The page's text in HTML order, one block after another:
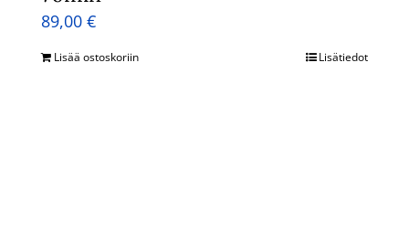
89,00 €
Lisää ostoskoriin Lisätiedot